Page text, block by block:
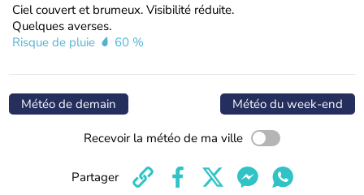
Ciel couvert et brumeux. Visibilité réduite.
Quelques averses.
Risque de pluie
60 %
Météo de demain Météo du week-end
Recevoir la météo de ma ville
Partager